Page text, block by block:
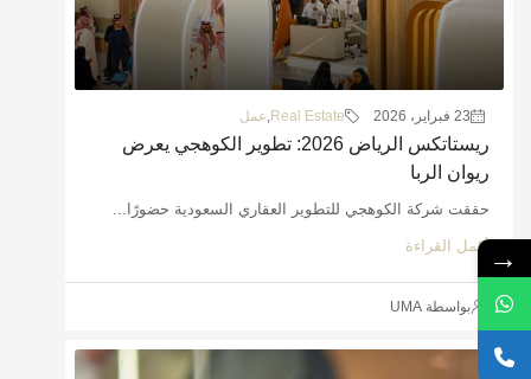
23 فبراير، 2026 Real Estate
,عمل
ريستاتكس الرياض 2026: تطوير الكوهجي يعرض
ريوان الربا
حققت شركة الكوهجي للتطوير العقاري السعودية حضورًا...
أكمل القراءة
بواسطة UMA
→